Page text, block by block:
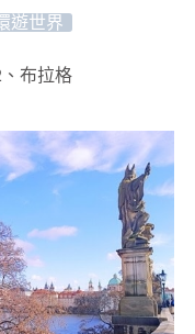
遊世界
、布拉格